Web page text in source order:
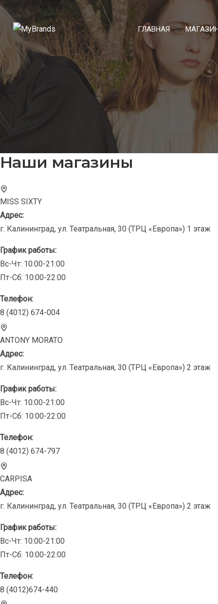
ГЛАВНАЯ
Наши магазины
MISS SIXTY
Адрес:
г. Калининград, ул. Театральная, 30 (ТРЦ «Европа») 1 этаж
График работы:
Вс-Чт: 10:00-21:00
Пт-Сб: 10:00-22:00
Телефон:
8 (4012) 674-004
ANTONY MORATO
Адрес:
г. Калининград, ул. Театральная, 30 (ТРЦ «Европа») 2 этаж
График работы:
Вс-Чт: 10:00-21:00
Пт-Сб: 10:00-22:00
Телефон:
8 (4012) 674-797
CARPISA
Адрес:
г. Калининград, ул. Театральная, 30 (ТРЦ «Европа») 2 этаж
График работы:
Вс-Чт: 10:00-21:00
Пт-Сб: 10:00-22:00
Телефон:
8 (4012)674-440